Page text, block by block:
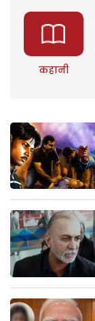
कहानी